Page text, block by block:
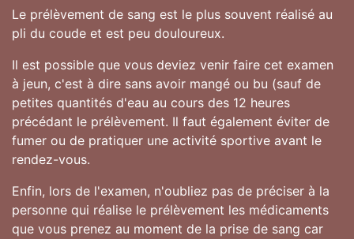
Le prélèvement de sang est le plus souvent réalisé au
pli du coude et est peu douloureux.
Il est possible que vous deviez venir faire cet examen
à jeun, c'est à dire sans avoir mangé ou bu (sauf de
petites quantités d'eau au cours des 12 heures
précédant le prélèvement. Il faut également éviter de
fumer ou de pratiquer une activité sportive avant le
rendez-vous.
Enfin, lors de l'examen, n'oubliez pas de préciser à la
personne qui réalise le prélèvement les médicaments
que vous prenez au moment de la prise de sang car